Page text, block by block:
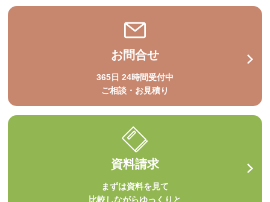
お問合せ
365日 24時間受付中
ご相談・お見積り
資料請求
まずは資料を見て
比較しながらゆっくりと